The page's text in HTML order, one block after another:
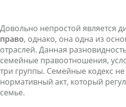
Довольно непростой является
право, однако, она одна из
отраслей. Данная
семейные правоотношения,
три группы. Семейные кодекс
нормативный акт, который
семье.